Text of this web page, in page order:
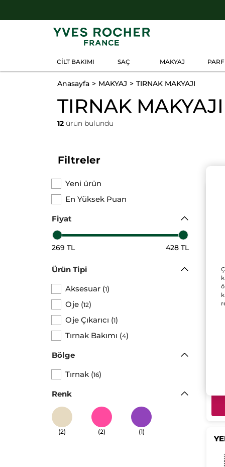
CİLT BAKIMI SAÇ MAKYAJ
Anasayfa MAKYAJ TIRNAK MAKYAJI
TIRNAK MAKYAJI
12 ürün bulundu
Filtreler
Yeni ürün
En Yüksek Puan
Fiyat
269 TL 428 TL
Ürün Tipi
Aksesuar (1)
Oje (12)
Oje Çıkarıcı (1)
Tırnak Bakımı (4)
Bölge
Tırnak (16)
Renk
(2) (2) (1)